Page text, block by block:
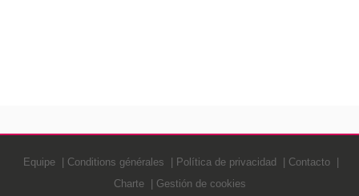
Equipe Conditions générales Política de privacidad
Contacto
Charte
Gestión de cookies